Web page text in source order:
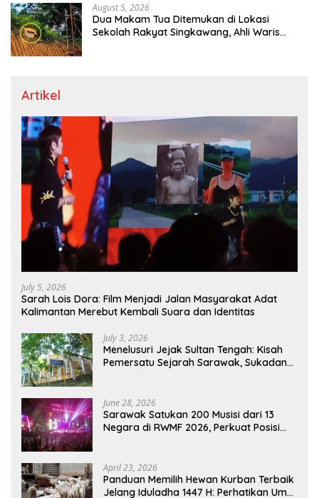
August 5, 2026
Dua Makam Tua Ditemukan di Lokasi
Sekolah Rakyat Singkawang, Ahli Waris
Artikel
July 5, 2026
Sarah Lois Dora: Film Menjadi Jalan Masyarakat Adat
Kalimantan Merebut Kembali Suara dan Identitas
July 3, 2026
Menelusuri Jejak Sultan Tengah: Kisah
Pemersatu Sejarah Sarawak, Sukadana,
June 28, 2026
Sarawak Satukan 200 Musisi dari 13
Negara di RWMF 2026, Perkuat Posisi
April 23, 2026
Panduan Memilih Hewan Kurban Terbaik
Jelang Iduladha 1447 H: Perhatikan Umur